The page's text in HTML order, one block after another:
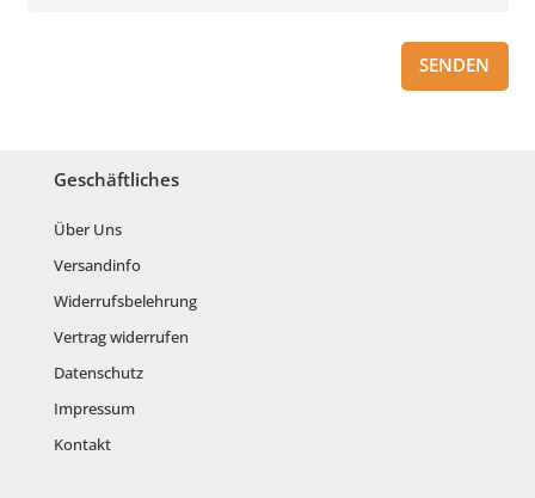
SENDEN
Geschäftliches
Über Uns
Versandinfo
Widerrufsbelehrung
Vertrag widerrufen
Datenschutz
Impressum
Kontakt